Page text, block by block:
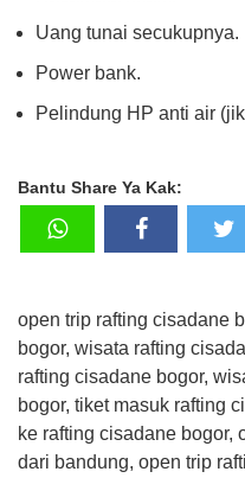
Uang tunai secukupnya.
Power bank.
Pelindung HP anti air
Bantu Share Ya Kak:
open trip rafting cisadane
bogor, wisata rafting
rafting cisadane bogor,
bogor, tiket masuk rafting
ke rafting cisadane bogor,
dari bandung, open trip